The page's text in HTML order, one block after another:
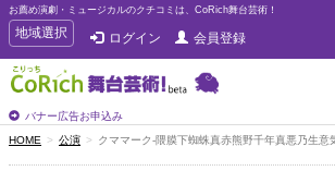
お薦め演劇・ミュージカルのクチコミは、CoRich舞台芸術！
T
o
g
g
e
n
a
地域選択 ログイン 会員登録
バナー広告お申込み
HOME 公演 クママーク-隈膜下蜘蛛真赤熊野千年真悪乃生意